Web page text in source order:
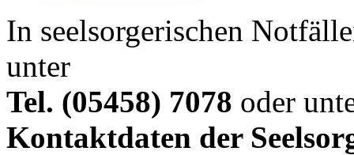
In seelsorgerischen
unter
Tel. (05458) 7078 oder
Kontaktdaten der